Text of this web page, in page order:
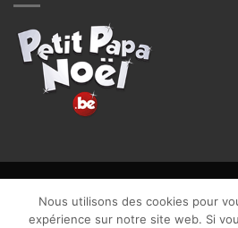
CGU| Vie privée| TVA :
Nous utilisons des cookies pour
expérience sur notre site web. Si